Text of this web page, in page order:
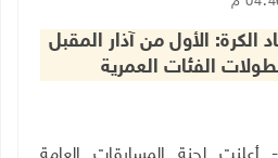
الكرة: الأول من آذار المقبل
الفئات العمرية